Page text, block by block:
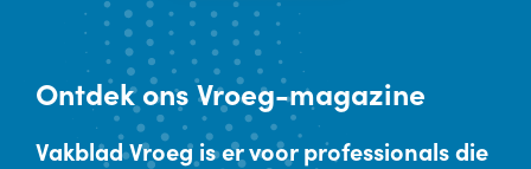
Ontdekons Vroeg-magazine
Vakblad Vroeg is er voor professionals die